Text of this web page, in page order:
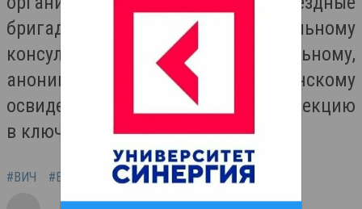
бригады по конфиденциальному
консультированию и добровольному,
анонимному, бесплатному медицинскому
освидетельствованию на ВИЧ-инфекцию
в ключевых группах населения.
#ВИЧ #Валерия Тавасиева #СПИД #Статистика